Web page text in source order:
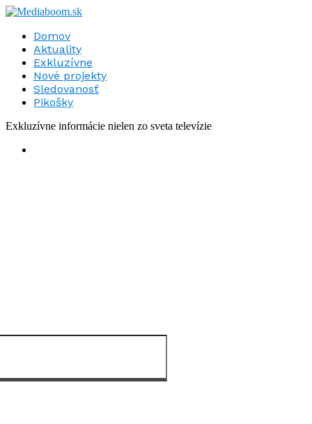
Domov
Aktuality
Exkluzívne
Nové projekty
Sledovanosť
Pikošky
Exkluzívne informácie nielen zo sveta televízie